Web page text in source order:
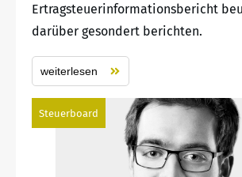
Ertragsteuerinformationsbericht
darüber gesondert berichten.
weiterlesen
Steuerboard